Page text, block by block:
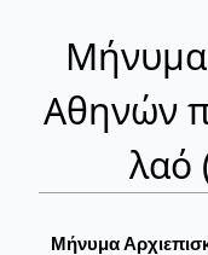
Μήνυμα
Αθηνών
λαό
Μήνυμα